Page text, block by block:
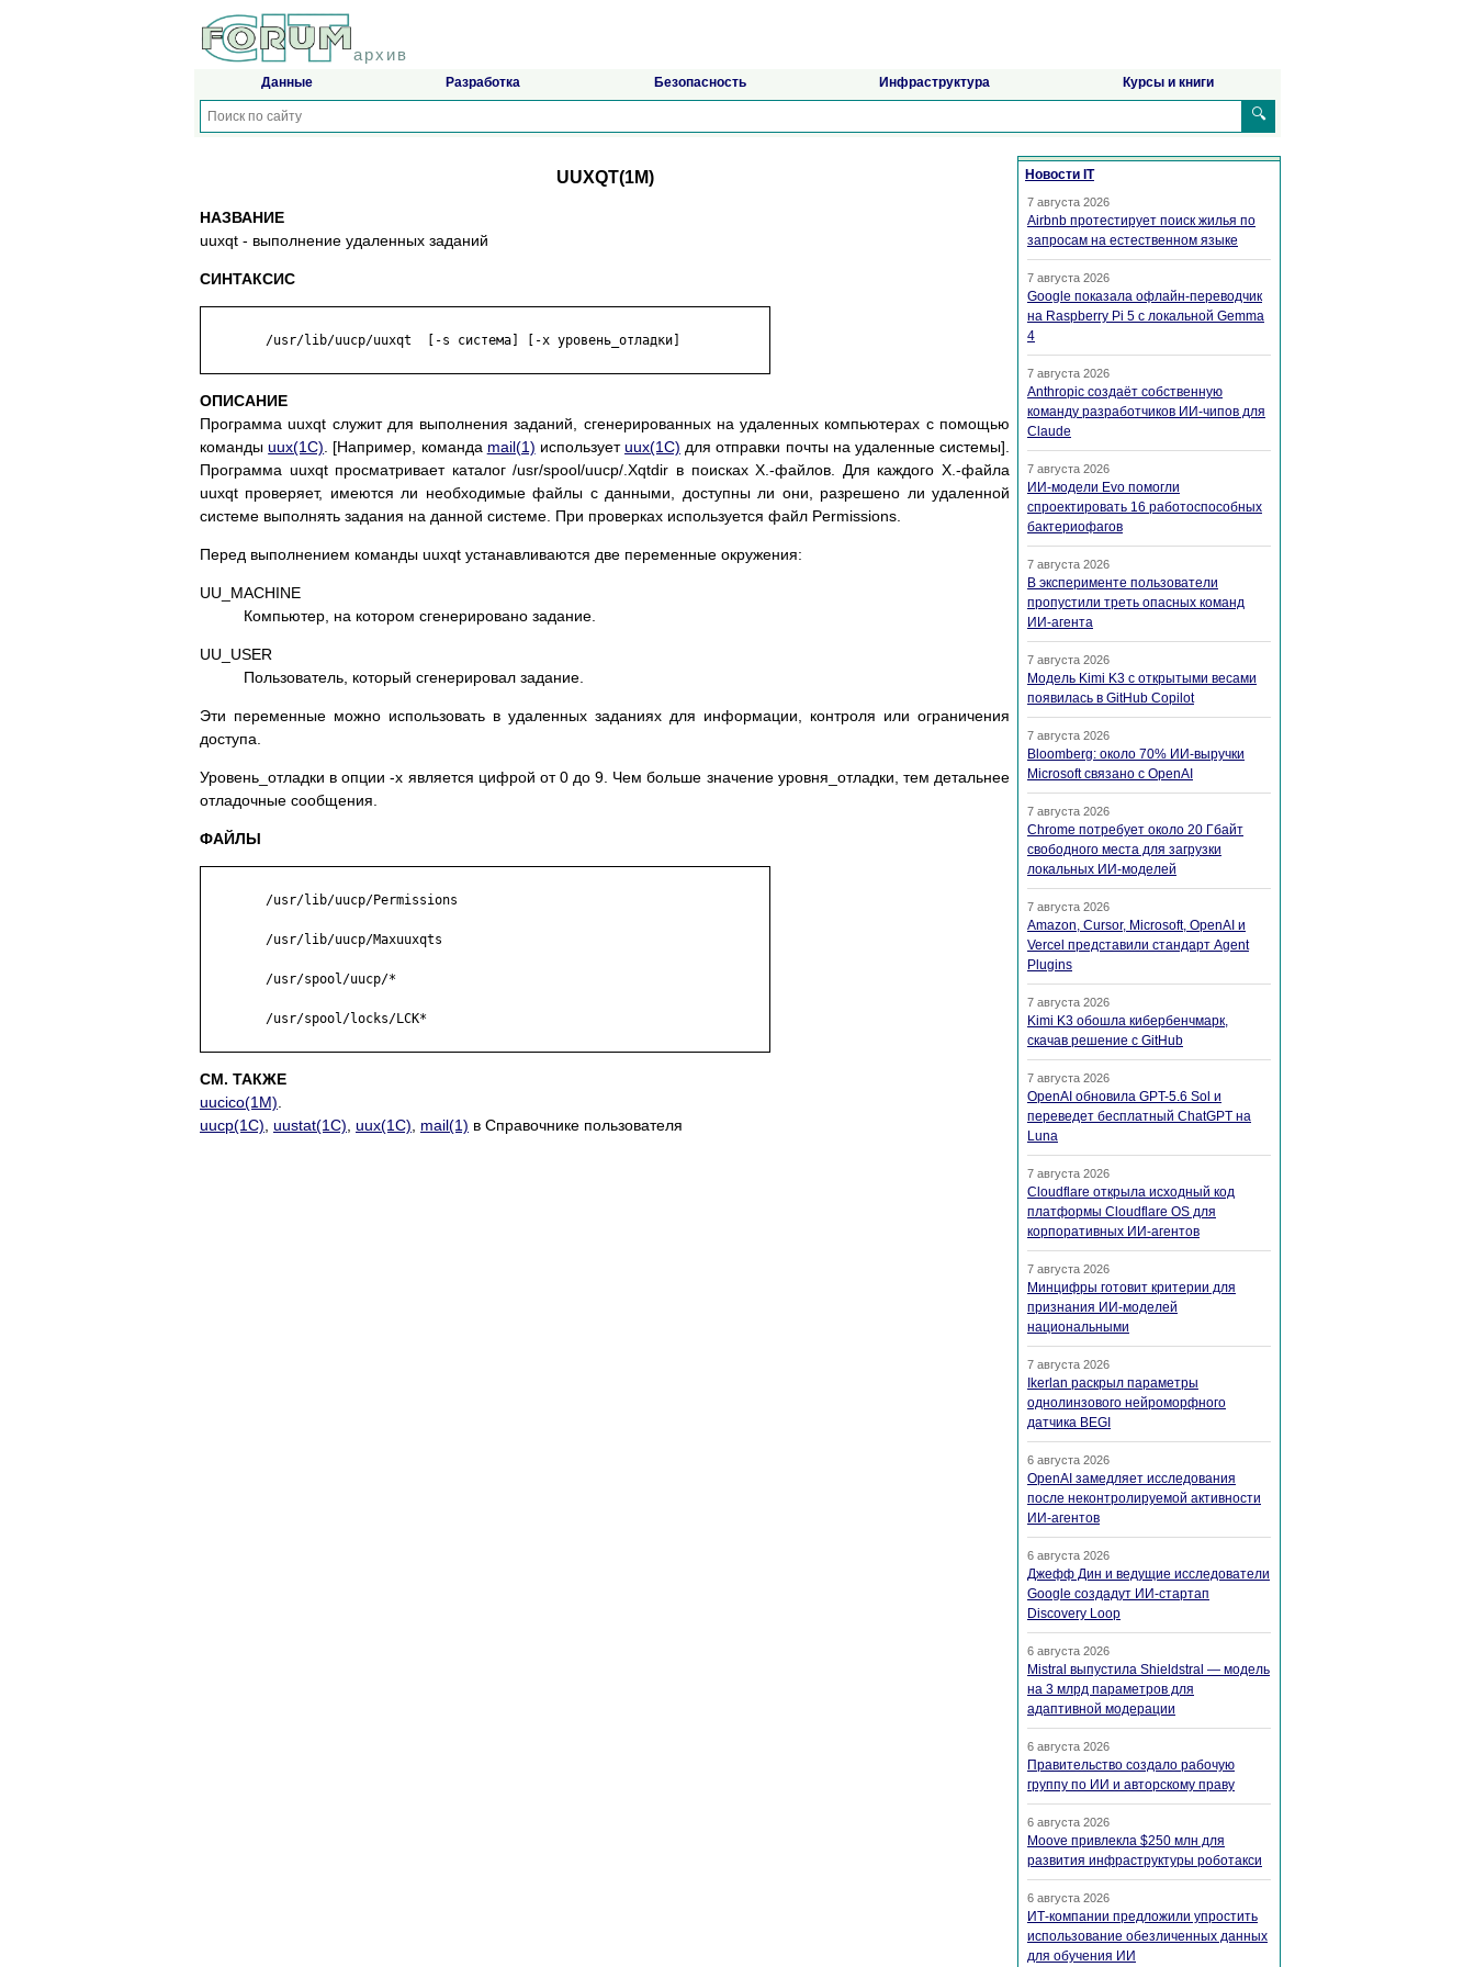
архив
Данные Разработка Безопасность Инфраструктура Курсы и книги
🔍
UUXQT(1M)
НАЗВАНИЕ
uuxqt - выполнение удаленных заданий
СИНТАКСИС
ОПИСАНИЕ
Программа uuxqt служит для выполнения заданий, сгенерированных на удаленных компьютерах с помощью
командыuux(1C) . [Например, команда mail(1) используетuux(1C) для отправки почты на удаленные системы].
Программа uuxqt просматривает каталог /usr/spool/uucp/.Xqtdir в поисках X.-файлов. Для каждого X.-файла
uuxqt проверяет, имеются ли необходимые файлы с данными, доступны ли они, разрешено ли удаленной
системе выполнять задания на данной системе. При проверках используется файл Permissions.
Перед выполнением команды uuxqt устанавливаются две переменные окружения:
UU_MACHINE
Компьютер, на котором сгенерировано задание.
UU_USER
Пользователь, который сгенерировал задание.
Эти переменные можно использовать в удаленных заданиях для информации, контроля или ограничения
доступа.
Уровень_отладки в опции -x является цифрой от 0 до 9. Чем больше значение уровня_отладки, тем детальнее
отладочные сообщения.
ФАЙЛЫ
СМ. ТАКЖЕ
uucico(1M)
uucp(1C) uustat(1C) uux(1C) mail(1) в Справочнике пользователя
Новости IT
7 августа 2026
Airbnb протестирует поиск жилья по
запросам на естественном языке
7 августа 2026
Google показала офлайн-переводчик
на Raspberry Pi 5 с локальной Gemma
4
7 августа 2026
Anthropic создаёт собственную
команду разработчиков ИИ-чипов для
Claude
7 августа 2026
ИИ-модели Evo помогли
спроектировать 16 работоспособных
бактериофагов
7 августа 2026
В эксперименте пользователи
пропустили треть опасных команд
ИИ-агента
7 августа 2026
Модель Kimi K3 с открытыми весами
появилась в GitHub Copilot
7 августа 2026
Bloomberg: около 70% ИИ-выручки
Microsoft связано с OpenAI
7 августа 2026
Chrome потребует около 20 Гбайт
свободного места для загрузки
локальных ИИ-моделей
7 августа 2026
Amazon, Cursor, Microsoft, OpenAI и
Vercel представили стандарт Agent
Plugins
7 августа 2026
Kimi K3 обошла кибербенчмарк,
скачав решение с GitHub
7 августа 2026
OpenAI обновила GPT-5.6 Sol и
переведет бесплатный ChatGPT на
Luna
7 августа 2026
Cloudflare открыла исходный код
платформы Cloudflare OS для
корпоративных ИИ-агентов
7 августа 2026
Минцифры готовит критерии для
признания ИИ-моделей
национальными
7 августа 2026
Ikerlan раскрыл параметры
однолинзового нейроморфного
датчика BEGI
6 августа 2026
OpenAI замедляет исследования
после неконтролируемой активности
ИИ-агентов
6 августа 2026
Джефф Дин и ведущие исследователи
Google создадут ИИ-стартап
Discovery Loop
6 августа 2026
Mistral выпустила Shieldstral — модель
на 3 млрд параметров для
адаптивной модерации
6 августа 2026
Правительство создало рабочую
группу по ИИ и авторскому праву
6 августа 2026
Moove привлекла $250 млн для
развития инфраструктуры роботакси
6 августа 2026
ИТ-компании предложили упростить
использование обезличенных данных
для обучения ИИ